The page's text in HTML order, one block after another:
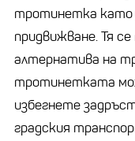
тротинетка като
придвижване. Тя
алтернатива на
тротинетката
избегнете
градския